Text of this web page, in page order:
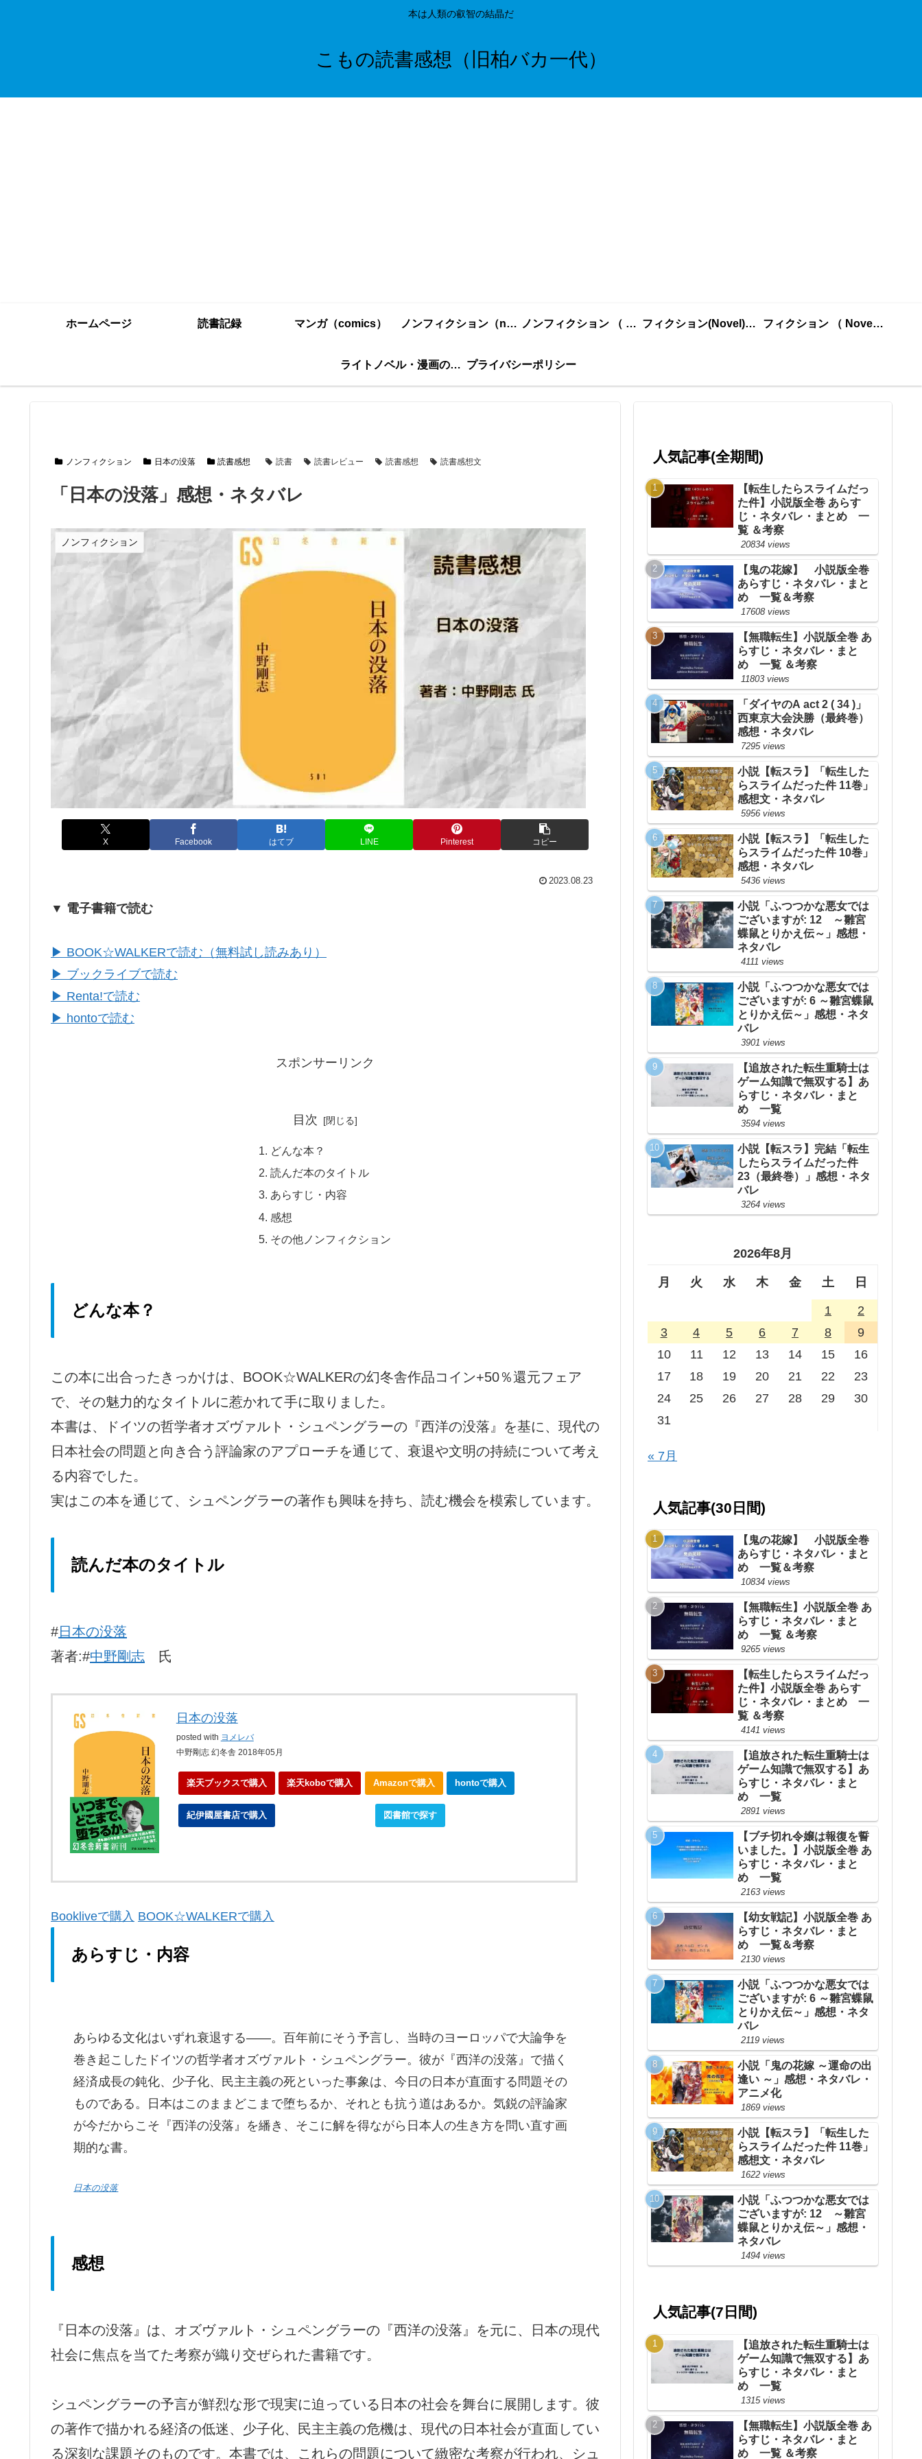
本は人類の叡智の結晶だ
こもの読書感想（旧柏バカ一代）
ホームページ 読書記録 マンガ（comics） ノンフィクション（nonfiction）更新順 ノンフィクション （ nonfiction ） あいうえお順 フィクション(Novel)更新順 フィクション （ Novel ） あいうえお順
ライトノベル・漫画の感想・ネタバレまとめ｜こもの読書感想 プライバシーポリシー
ノンフィクション 日本の没落 読書感想 読書 読書レビュー 読書感想 読書感想文
「日本の没落」感想・ネタバレ
ノンフィクション
X Facebook はてブ LINE Pinterest コピー
2023.08.23
▼ 電子書籍で読む
▶ BOOK☆WALKERで読む（無料試し読みあり）
▶ ブックライブで読む
▶ Renta!で読む
▶ hontoで読む
スポンサーリンク
目次
どんな本？
読んだ本のタイトル
あらすじ・内容
感想
その他ノンフィクション
どんな本？
この本に出合ったきっかけは、BOOK☆WALKERの幻冬舎作品コイン+50％還元フェア
で、その魅力的なタイトルに惹かれて手に取りました。
本書は、ドイツの哲学者オズヴァルト・シュペングラーの『西洋の没落』を基に、現代の
日本社会の問題と向き合う評論家のアプローチを通じて、衰退や文明の持続について考え
る内容でした。
実はこの本を通じて、シュペングラーの著作も興味を持ち、読む機会を模索しています。
読んだ本のタイトル
#日本の没落
著者:#中野剛志 氏
日本の没落
posted with ヨメレバ
中野剛志 幻冬舎 2018年05月
楽天ブックスで購入 楽天koboで購入 Amazonで購入 hontoで購入
紀伊國屋書店で購入 図書館で探す
Bookliveで購入 BOOK☆WALKERで購入
あらすじ・内容
あらゆる文化はいずれ衰退する――。百年前にそう予言し、当時のヨーロッパで大論争を
巻き起こしたドイツの哲学者オズヴァルト・シュペングラー。彼が『西洋の没落』で描く
経済成長の鈍化、少子化、民主主義の死といった事象は、今日の日本が直面する問題その
ものである。日本はこのままどこまで堕ちるか、それとも抗う道はあるか。気鋭の評論家
が今だからこそ『西洋の没落』を繙き、そこに解を得ながら日本人の生き方を問い直す画
期的な書。
日本の没落
感想
『日本の没落』は、オズヴァルト・シュペングラーの『西洋の没落』を元に、日本の現代
社会に焦点を当てた考察が織り交ぜられた書籍です。
シュペングラーの予言が鮮烈な形で現実に迫っている日本の社会を舞台に展開します。彼
の著作で描かれる経済の低迷、少子化、民主主義の危機は、現代の日本社会が直面してい
る深刻な課題そのものです。本書では、これらの問題について緻密な考察が行われ、シュ
人気記事(全期間)
【転生したらスライムだっ
た件】小説版全巻 あらす
じ・ネタバレ・まとめ 一
覧 ＆考察
20834 views
【鬼の花嫁】 小説版全巻
あらすじ・ネタバレ・まと
め 一覧＆考察
17608 views
【無職転生】小説版全巻 あ
らすじ・ネタバレ・まと
め 一覧 ＆考察
11803 views
「ダイヤのA act 2 ( 34 )」
西東京大会決勝（最終巻）
感想・ネタバレ
7295 views
小説【転スラ】「転生した
らスライムだった件 11巻」
感想文・ネタバレ
5956 views
小説【転スラ】「転生した
らスライムだった件 10巻」
感想・ネタバレ
5436 views
小説「ふつつかな悪女では
ございますが: 12 ～雛宮
蝶鼠とりかえ伝～」感想・
ネタバレ
4111 views
小説「ふつつかな悪女では
ございますが: 6 ～雛宮蝶鼠
とりかえ伝～」感想・ネタ
バレ
3901 views
【追放された転生重騎士は
ゲーム知識で無双する】あ
らすじ・ネタバレ・まと
め 一覧
3594 views
小説【転スラ】完結「転生
したらスライムだった件
23（最終巻）」感想・ネタ
バレ
3264 views
2026年8月
月 火 水 木 金 土 日
1
2
3
4 5 6 7 8
9
10
11 12 13 14 15
16
17
18 19 20 21 22
23
24
25 26 27 28 29
30
31
« 7月
人気記事(30日間)
【鬼の花嫁】 小説版全巻
あらすじ・ネタバレ・まと
め 一覧＆考察
10834 views
【無職転生】小説版全巻 あ
らすじ・ネタバレ・まと
め 一覧 ＆考察
9265 views
【転生したらスライムだっ
た件】小説版全巻 あらす
じ・ネタバレ・まとめ 一
覧 ＆考察
4141 views
【追放された転生重騎士は
ゲーム知識で無双する】あ
らすじ・ネタバレ・まと
め 一覧
2891 views
【ブチ切れ令嬢は報復を誓
いました。】小説版全巻 あ
らすじ・ネタバレ・まと
め 一覧
2163 views
【幼女戦記】小説版全巻 あ
らすじ・ネタバレ・まと
め 一覧＆考察
2130 views
小説「ふつつかな悪女では
ございますが: 6 ～雛宮蝶鼠
とりかえ伝～」感想・ネタ
バレ
2119 views
小説「鬼の花嫁 ～運命の出
逢い ～」感想・ネタバレ・
アニメ化
1869 views
小説【転スラ】「転生した
らスライムだった件 11巻」
感想文・ネタバレ
1622 views
小説「ふつつかな悪女では
ございますが: 12 ～雛宮
蝶鼠とりかえ伝～」感想・
ネタバレ
1494 views
人気記事(7日間)
【追放された転生重騎士は
ゲーム知識で無双する】あ
らすじ・ネタバレ・まと
め 一覧
1315 views
【無職転生】小説版全巻 あ
らすじ・ネタバレ・まと
め 一覧 ＆考察